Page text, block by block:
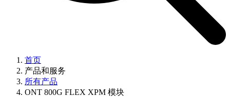
首页
产品和服务
所有产品
ONT 800G FLEX XPM 模块